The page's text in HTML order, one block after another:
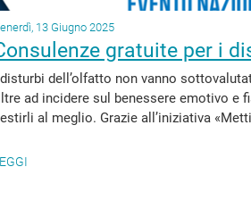
13 Giugno 2025
gratuite per i
dell’olfatto non vanno
ad incidere sul benessere emotivo e
al meglio. Grazie all’iniziativa